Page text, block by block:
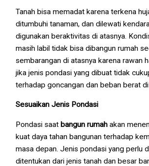
Tanah bisa memadat karena terkena
ditumbuhi tanaman, dan dilewati
digunakan beraktivitas di atasnya.
masih labil tidak bisa dibangun rumah
sembarangan di atasnya karena rawan
jika jenis pondasi yang dibuat tidak
terhadap goncangan dan beban berat di
Sesuaikan Jenis Pondasi
Pondasi saat bangun rumahakan
kuat daya tahan bangunan terhadap
masa depan. Jenis pondasi yang perlu
ditentukan dari jenis tanah dan besar